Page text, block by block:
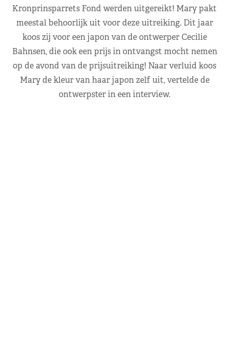
Kronprinsparrets Fond werden uitgereikt! Mary pakt
meestal behoorlijk uit voor deze uitreiking. Dit jaar
koos zij voor een japon van de ontwerper Cecilie
Bahnsen, die ook een prijs in ontvangst mocht nemen
op de avond van de prijsuitreiking! Naar verluid koos
Mary de kleur van haar japon zelf uit, vertelde de
ontwerpster in een interview.